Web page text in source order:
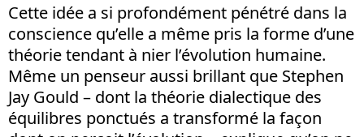
Cette idée a si profondément pénétré dans la
conscience qu’elle a même pris la forme d’une
théorie tendant à nier l’évolution humaine.
Même un penseur aussi brillant que Stephen
Jay Gould – dont la théorie dialectique des
équilibres ponctués a transformé la façon